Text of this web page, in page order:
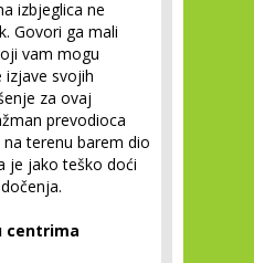
izbjeglica ne
Govori ga mali
vam mogu
izjave svojih
za ovaj
prevodioca
terenu barem dio
je jako teško doći
centrima